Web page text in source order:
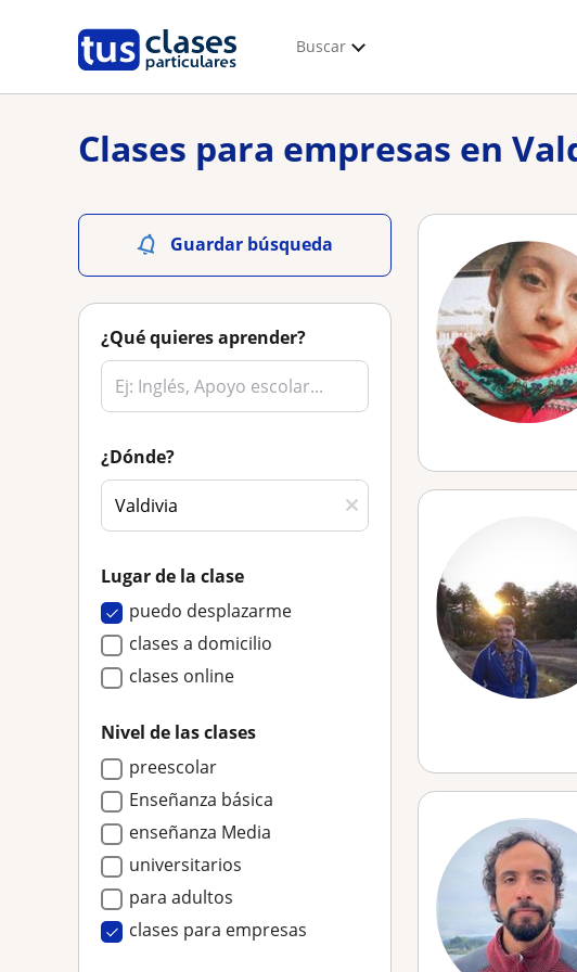
Buscar
Clases para empresas en
Guardar búsqueda
¿Qué quieres aprender?
¿Dónde?
Lugar de la clase
puedo desplazarme
clases a domicilio
clases online
Nivel de las clases
preescolar
Enseñanza básica
enseñanza Media
universitarios
para adultos
clases para empresas